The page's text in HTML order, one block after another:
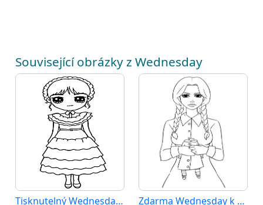
Související obrázky z Wednesday
Tisknutelný Wednesday Obrázek pro Děti Zdarma Wednesday k Tisku pro Děti